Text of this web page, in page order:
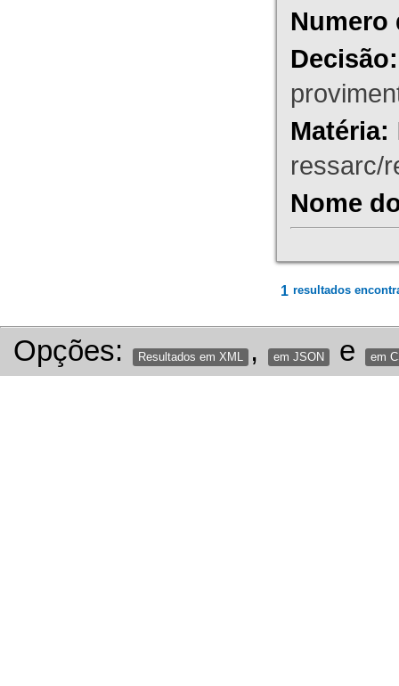
Numero
Decisão:
Matéria:
ressarc/
Nome
1 resultados
Opções: Resultados em XML , em JSON e em